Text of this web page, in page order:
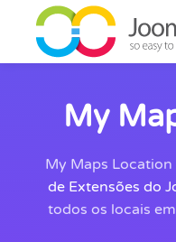
Pular para o
My
My Maps
de Extensões do
todos os locais